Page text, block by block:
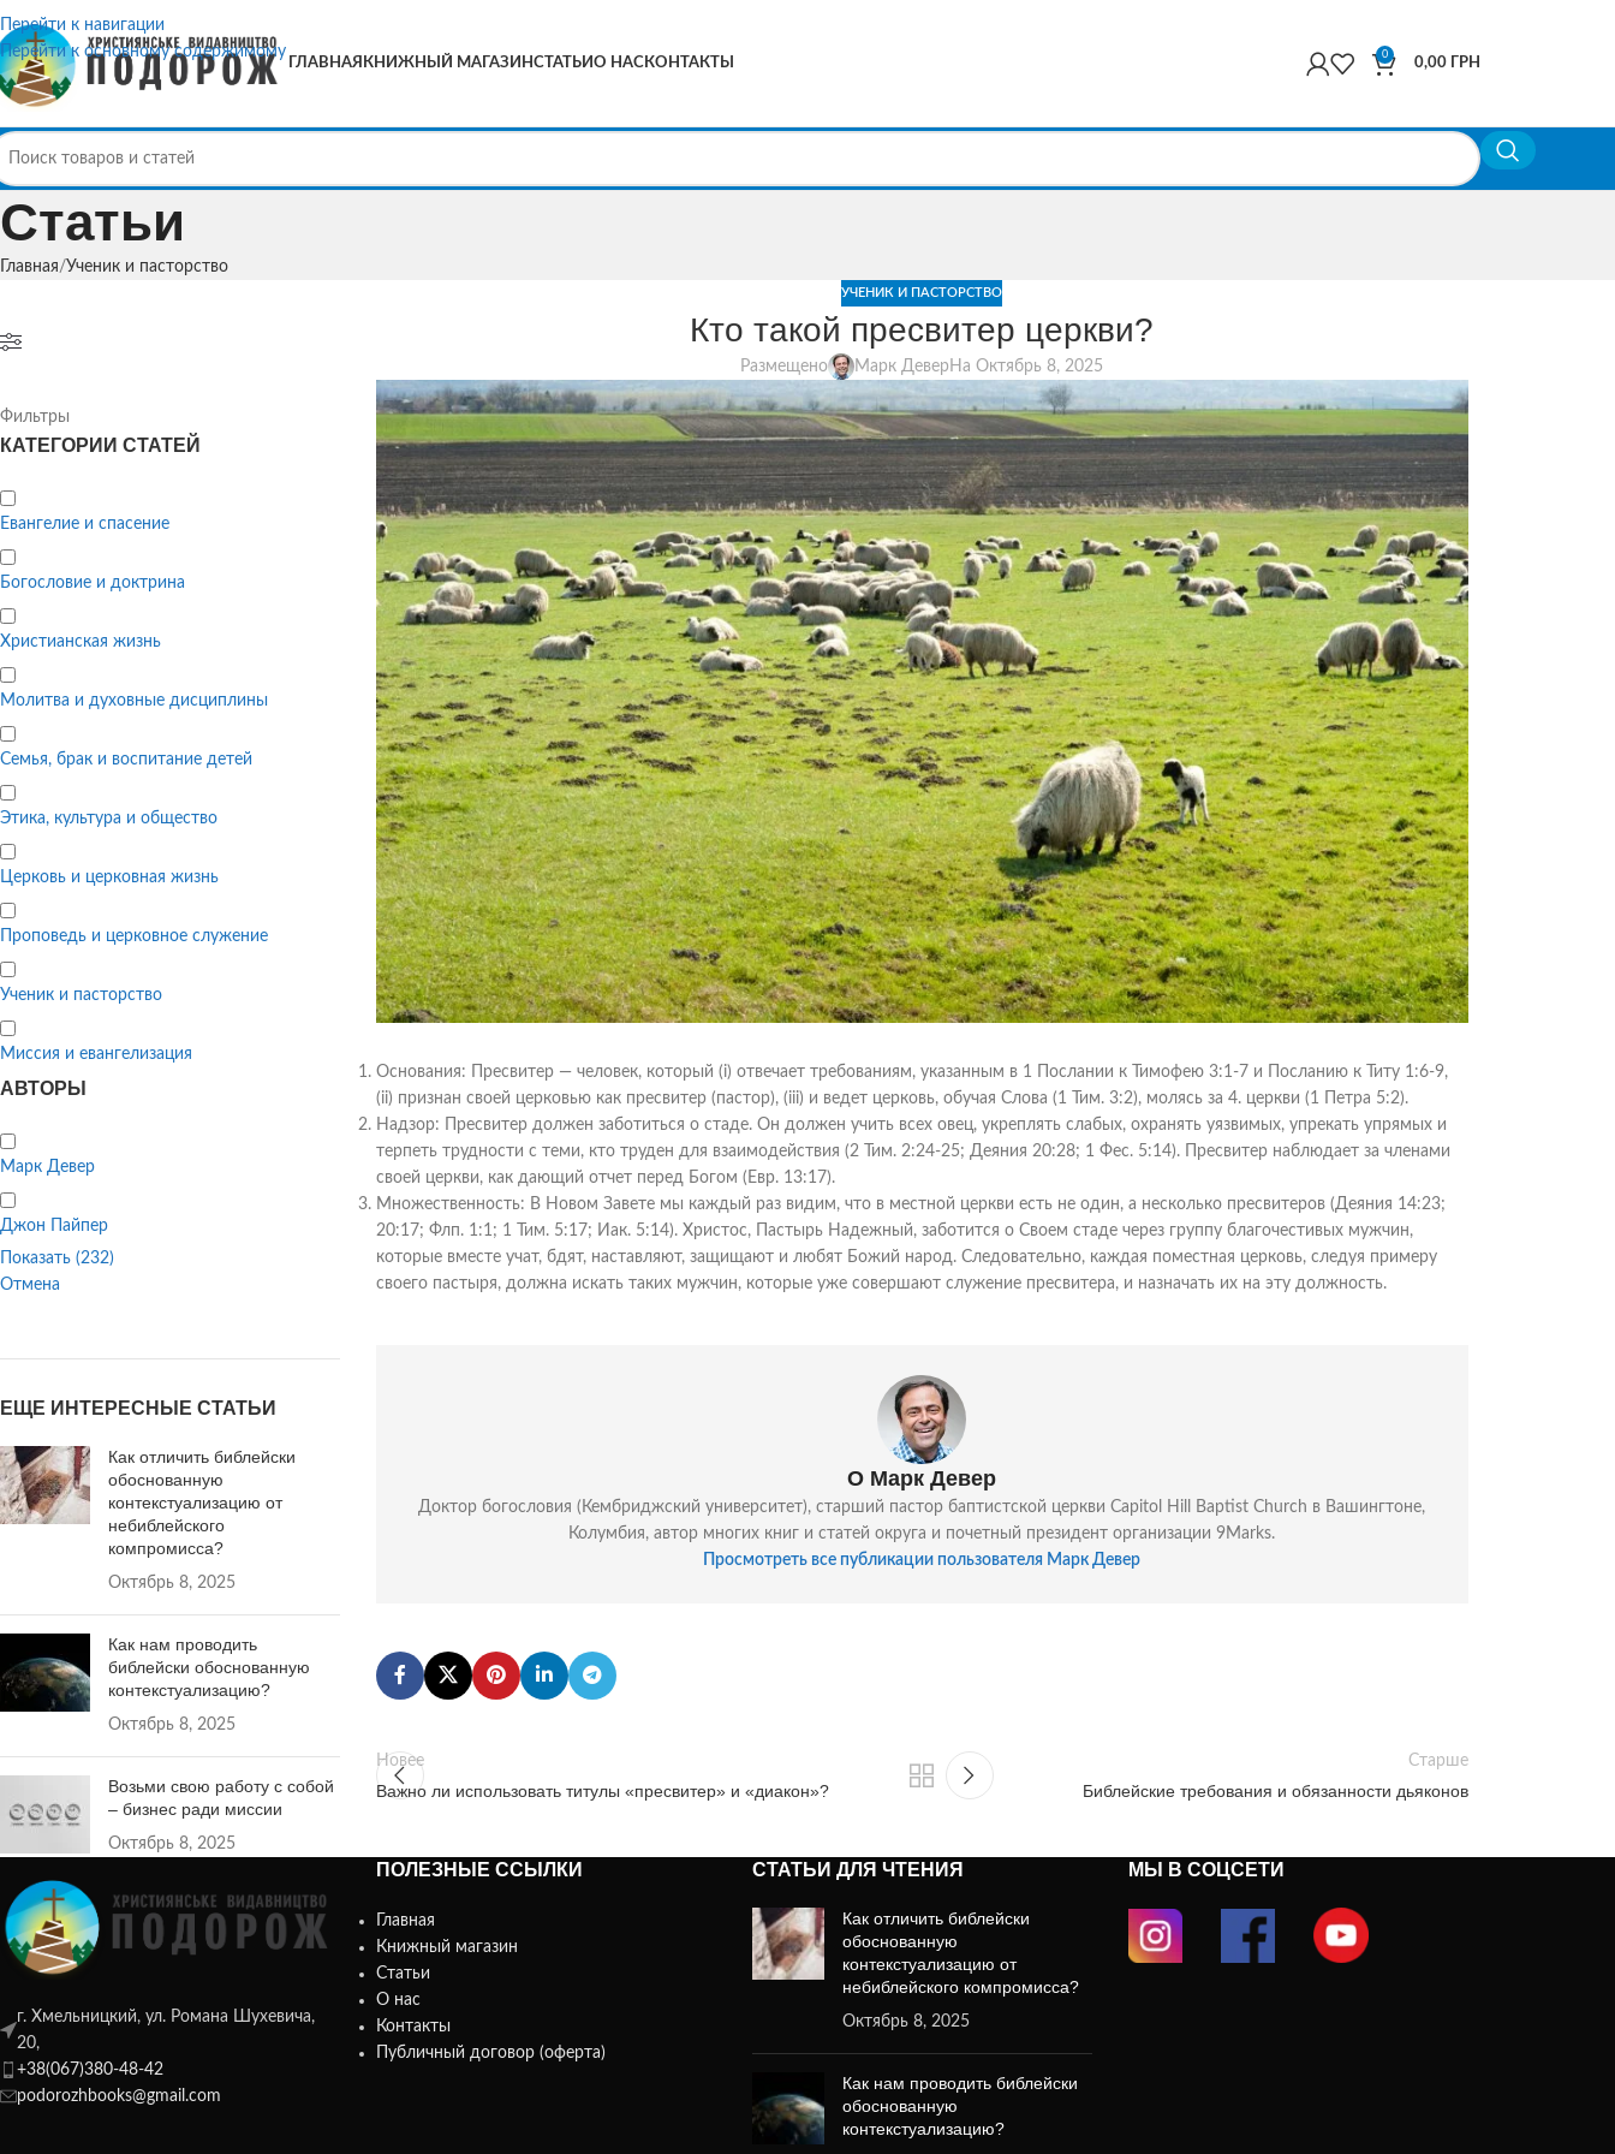
Перейти к навигации
Перейти к основному содержимому
ГЛАВНАЯ КНИЖНЫЙ МАГАЗИНСТАТЬИО НАСКОНТАКТЫ
0
0,00 ГРН
Статьи
Главная Ученик и пасторство
Фильтры
КАТЕГОРИИ СТАТЕЙ
Евангелие и спасение
Богословие и доктрина
Христианская жизнь
Молитва и духовные дисциплины
Семья, брак и воспитание детей
Этика, культура и общество
Церковь и церковная жизнь
Проповедь и церковное служение
Ученик и пасторство
Миссия и евангелизация
АВТОРЫ
Марк Девер
Джон Пайпер
Показать (232)
Отмена
ЕЩЕ ИНТЕРЕСНЫЕ СТАТЬИ
Как отличить библейски
обоснованную
контекстуализацию от
небиблейского
компромисса?
Октябрь 8, 2025
Как нам проводить
библейски обоснованную
контекстуализацию?
Октябрь 8, 2025
Возьми свою работу с собой
– бизнес ради миссии
Октябрь 8, 2025
УЧЕНИК И ПАСТОРСТВО
Кто такой пресвитер церкви?
Размещено Марк Девер На Октябрь 8, 2025
Основания: Пресвитер — человек, который (i) отвечает требованиям, указанным в 1 Послании к Тимофею 3:1-7 и Посланию к Титу 1:6-9,
(ii) признан своей церковью как пресвитер (пастор), (iii) и ведет церковь, обучая Слова (1 Тим. 3:2), молясь за 4. церкви (1 Петра 5:2).
Надзор: Пресвитер должен заботиться о стаде. Он должен учить всех овец, укреплять слабых, охранять уязвимых, упрекать упрямых и
терпеть трудности с теми, кто труден для взаимодействия (2 Тим. 2:24-25; Деяния 20:28; 1 Фес. 5:14). Пресвитер наблюдает за членами
своей церкви, как дающий отчет перед Богом (Евр. 13:17).
Множественность: В Новом Завете мы каждый раз видим, что в местной церкви есть не один, а несколько пресвитеров (Деяния 14:23;
20:17; Флп. 1:1; 1 Тим. 5:17; Иак. 5:14). Христос, Пастырь Надежный, заботится о Своем стаде через группу благочестивых мужчин,
которые вместе учат, бдят, наставляют, защищают и любят Божий народ. Следовательно, каждая поместная церковь, следуя примеру
своего пастыря, должна искать таких мужчин, которые уже совершают служение пресвитера, и назначать их на эту должность.
О Марк Девер
Доктор богословия (Кембриджский университет), старший пастор баптистской церкви Capitol Hill Baptist Church в Вашингтоне,
Колумбия, автор многих книг и статей округа и почетный президент организации 9Marks.
Просмотреть все публикации пользователя Марк Девер
Новее
Важно ли использовать титулы «пресвитер» и «диакон»?
Старше
Библейские требования и обязанности дьяконов
г. Хмельницкий, ул. Романа Шухевича,
20,
+38(067)380-48-42
podorozhbooks@gmail.com
ПОЛЕЗНЫЕ ССЫЛКИ
Главная
Книжный магазин
Статьи
О нас
Контакты
Публичный договор (оферта)
СТАТЬИ ДЛЯ ЧТЕНИЯ
Как отличить библейски
обоснованную
контекстуализацию от
небиблейского компромисса?
Октябрь 8, 2025
Как нам проводить библейски
обоснованную
контекстуализацию?
МЫ В СОЦСЕТИ